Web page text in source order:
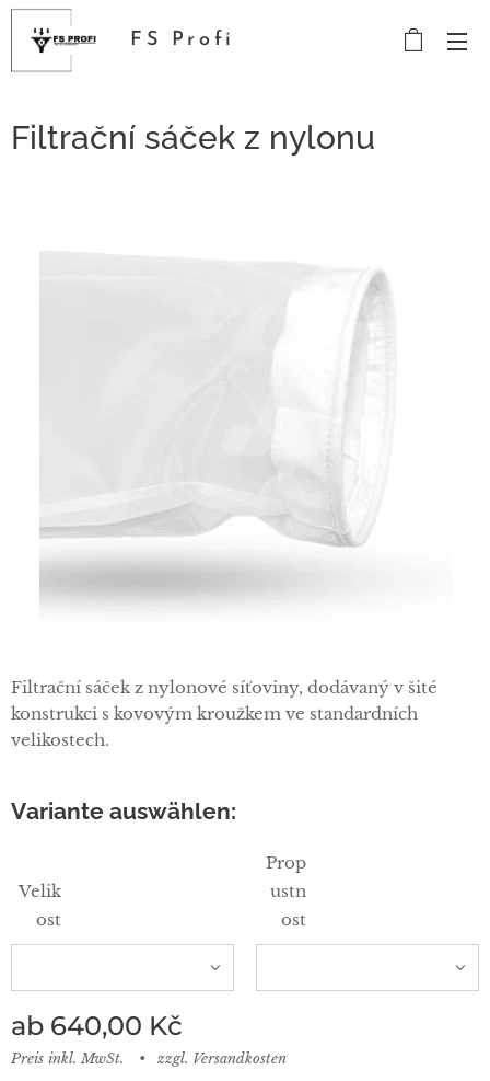
FS Profi
Filtrační sáček z nylonu
Filtrační sáček z nylonové síťoviny, dodávaný v šité
konstrukci s kovovým kroužkem ve standardních
velikostech.
Variante auswählen:
Velik
ost
Prop
ustn
ost
ab 640,00 Kč
Preis inkl. MwSt. zzgl. Versandkosten